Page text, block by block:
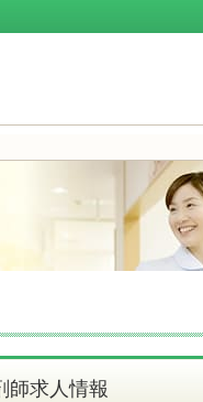
師求人情報